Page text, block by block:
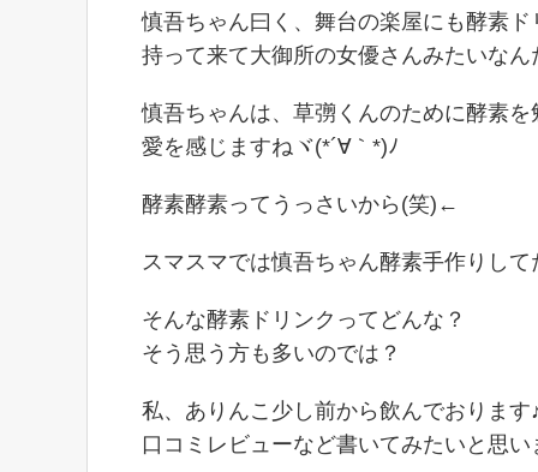
慎吾ちゃん曰く、舞台の楽屋にも酵素
持って来て大御所の女優さんみたいなん
慎吾ちゃんは、草彅くんのために酵素を
愛を感じますねヾ(*´∀｀*)ﾉ
酵素酵素ってうっさいから(笑)←
スマスマでは慎吾ちゃん酵素手作りして
そんな酵素ドリンクってどんな？
そう思う方も多いのでは？
私、ありんこ少し前から飲んでおります
口コミレビューなど書いてみたいと思い